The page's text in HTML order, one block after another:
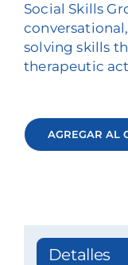
Social Skills
solving skills
therapeutic
AGREGAR AL
Detalles